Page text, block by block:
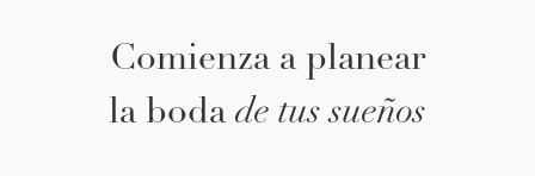
Comienza a planear
la boda de tus sueños